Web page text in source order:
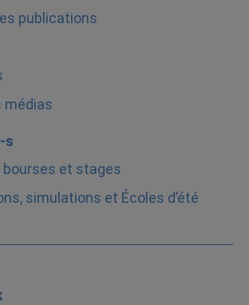
publications
médias
s
bourses et stages
simulations et Écoles d’été